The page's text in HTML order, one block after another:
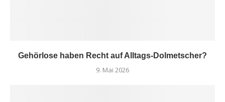
Gehörlose haben Recht auf Alltags-Dolmetscher?
9. Mai 2026